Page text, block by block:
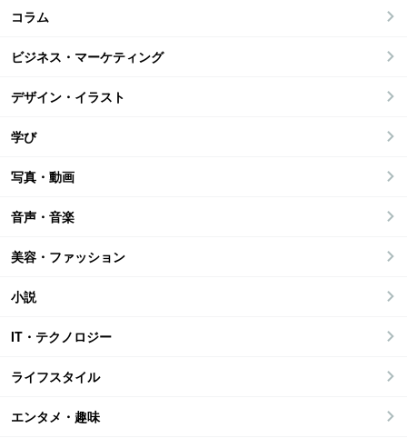
コラム
ビジネス・マーケティング
デザイン・イラスト
学び
写真・動画
音声・音楽
美容・ファッション
小説
IT・テクノロジー
ライフスタイル
エンタメ・趣味